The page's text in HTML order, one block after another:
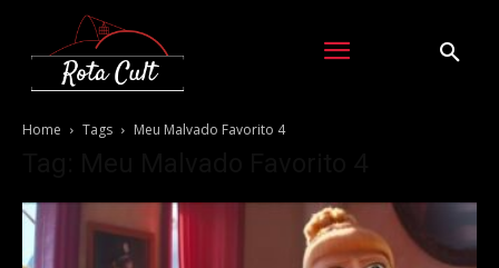
Home Tags Meu Malvado Favorito 4